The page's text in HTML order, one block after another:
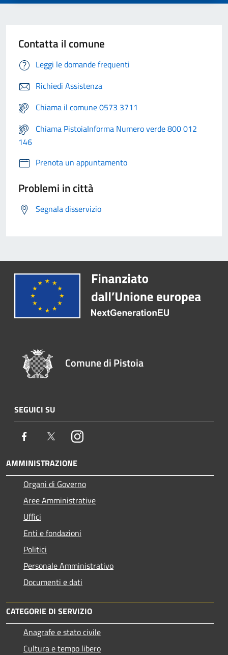
Contatta il comune
Leggi le domande frequenti
Richiedi Assistenza
Chiama il comune 0573 3711
Chiama PistoiaInforma Numero verde 800 012
146
Prenota un appuntamento
Problemi in città
Segnala disservizio
Comune di Pistoia
SEGUICI SU
Facebook TwitterInstagram
AMMINISTRAZIONE
Organi di Governo
Aree Amministrative
Uffici
Enti e fondazioni
Politici
Personale Amministrativo
Documenti e dati
CATEGORIE DI SERVIZIO
Anagrafe e stato civile
Cultura e tempo libero